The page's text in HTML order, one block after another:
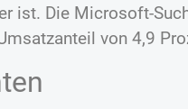
ist. Die Microsoft-
von 4,9